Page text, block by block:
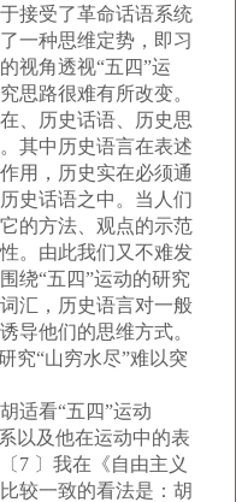
接受了革命话语系统
一种思维定势，即习
视角透视“五四”运
思路很难有所改变。
、历史话语、历史思
其中历史语言在表述
用，历史实在必须通
史话语之中。当人们
的方法、观点的示范
。由此我们又不难发
绕“五四”运动的研究
汇，历史语言对一般
导他们的思维方式。
究“山穷水尽”难以突
“五四”运动
及他在运动中的表
7 〕我在《自由主义
较一致的看法是：胡